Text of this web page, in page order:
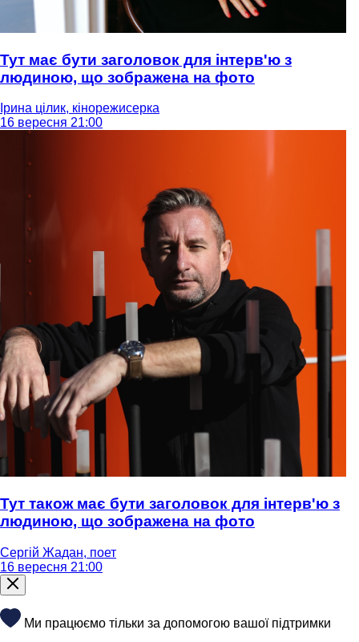
Тут має бути заголовок для інтерв'ю з
людиною, що зображена на фото
Ірина цілик, кінорежисерка
16 вересня 21:00
Тут також має бути заголовок для інтерв'ю з
людиною, що зображена на фото
Сергій Жадан, поет
16 вересня 21:00
Ми працюємо тільки за допомогою вашої підтримки